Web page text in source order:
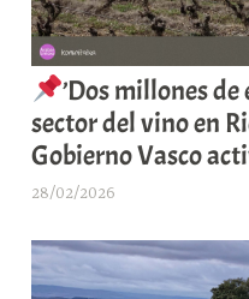
’Dos millones
sector del vino en
Gobierno Vasco
28/02/2026
a
b